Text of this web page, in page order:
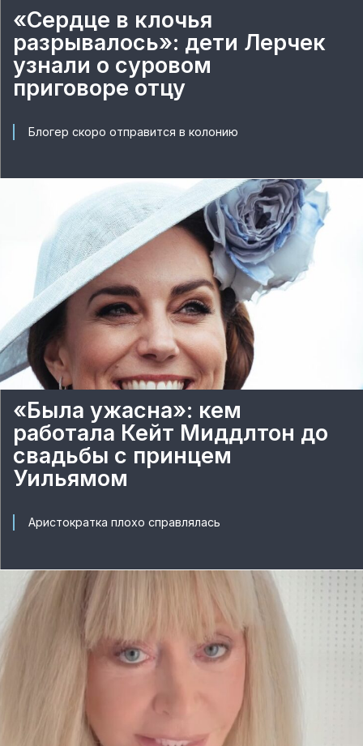
«Сердце в клочья
разрывалось»: дети Лерчек
узнали о суровом
приговоре отцу
Блогер скоро отправится в колонию
«Была ужасна»: кем
работала Кейт Миддлтон до
свадьбы с принцем
Уильямом
Аристократка плохо справлялась